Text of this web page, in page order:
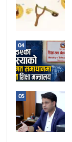
04
05